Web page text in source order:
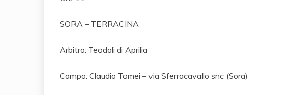
SORA – TERRACINA
Arbitro: Teodoli di Aprilia
Campo: Claudio Tomei – via Sferracavallo snc (Sora)